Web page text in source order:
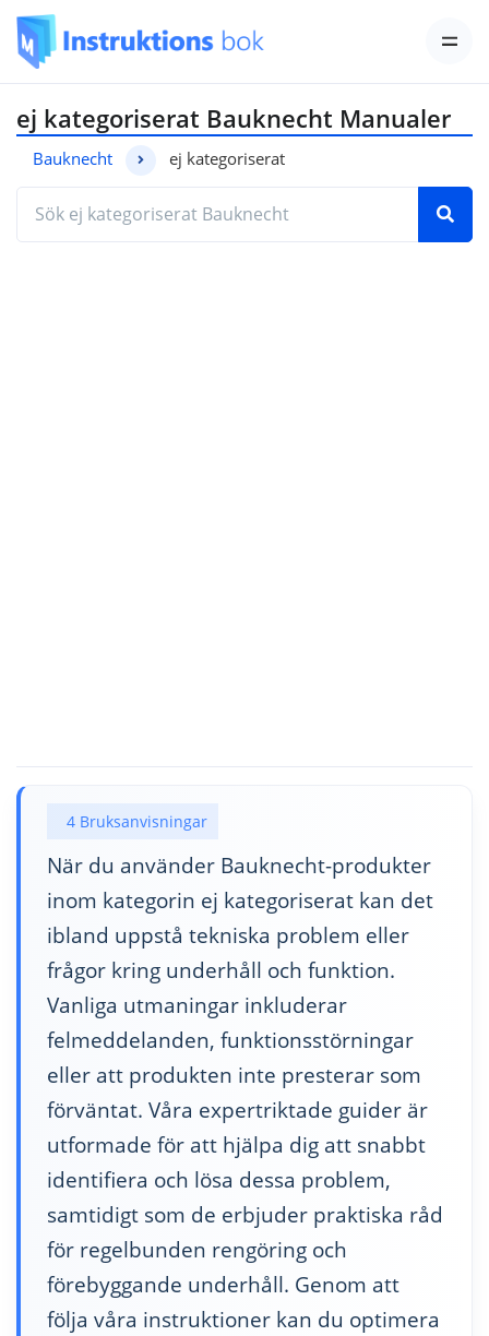
ej kategoriserat Bauknecht Manualer
Bauknecht ej kategoriserat
4 Bruksanvisningar
När du använder Bauknecht-produkter
inom kategorin ej kategoriserat kan det
ibland uppstå tekniska problem eller
frågor kring underhåll och funktion.
Vanliga utmaningar inkluderar
felmeddelanden, funktionsstörningar
eller att produkten inte presterar som
förväntat. Våra expertriktade guider är
utformade för att hjälpa dig att snabbt
identifiera och lösa dessa problem,
samtidigt som de erbjuder praktiska råd
för regelbunden rengöring och
förebyggande underhåll. Genom att
följa våra instruktioner kan du optimera